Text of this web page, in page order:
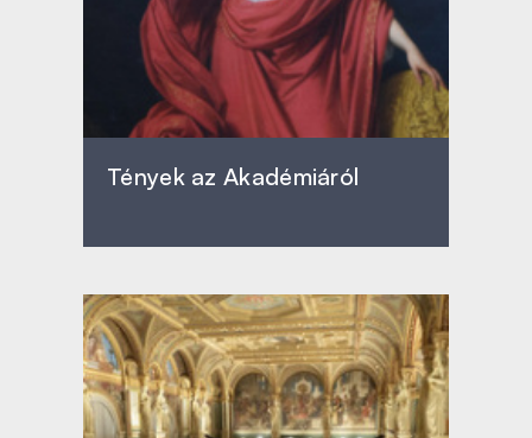
Tények az Akadémiáról